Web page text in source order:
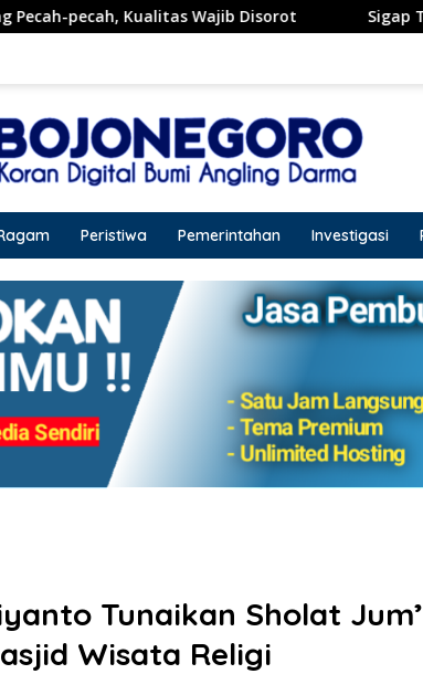
Wajib Disorot Sigap Tangani Banjir,
Peristiwa Pemerintahan Investigasi
Tunaikan Sholat
Wisata Religi